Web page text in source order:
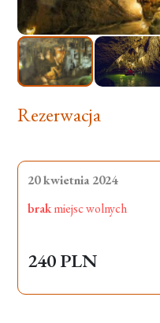
Rezerwacja
20 kwietnia 2024
brakmiejsc wolnych
240 PLN